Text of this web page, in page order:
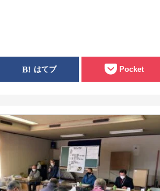
はてブ Pocket